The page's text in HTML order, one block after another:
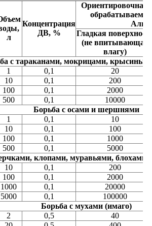
л
Концентрация
ДВ, %
Ориентировочная
Гладкая
(не впитывающая
влагу)
с тараканами, мокрицами,
1 0,1
20
10 0,1
200
100 0,1
2000
500 0,1
10000
Борьба с осами и шершнями
1 0,1
10
10 0,1
100
100 0,1
1000
500 0,1
5000
клопами, муравьями,
10 0,1
200
100 0,1
2000
1000 0,1
20000
5000 0,1
100000
Борьба с мухами (имаго)
2 0,5
40